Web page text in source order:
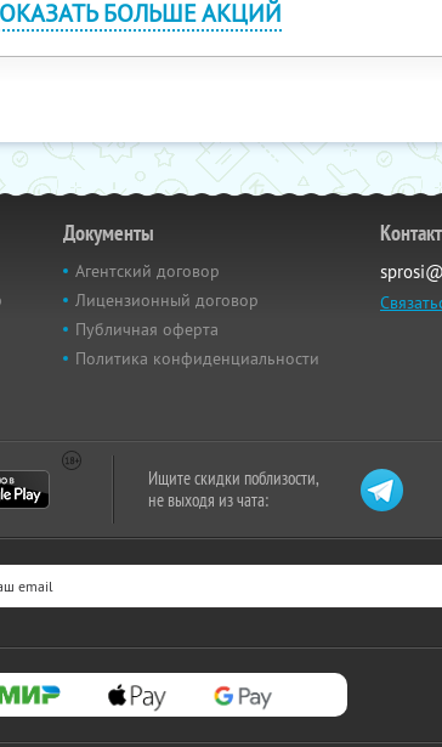
БОЛЬШЕ АКЦИЙ
Документы
Агентский договор
Лицензионный договор
Публичная оферта
Политика конфиденциальности
Ищите скидки поблизости,
не выходя из чата: